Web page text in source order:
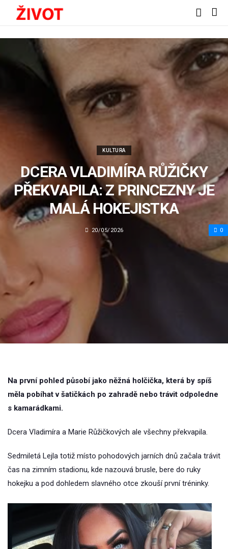
KULTURA
DCERA VLADIMÍRA RŮŽIČKY
PŘEKVAPILA: Z PRINCEZNY JE
MALÁ HOKEJISTKA
20/05/2026 0
Na první pohled působí jako něžná holčička, která by spíš
měla pobíhat v šatičkách po zahradě nebo trávit odpoledne
s kamarádkami.
Dcera Vladimíra a Marie Růžičkových ale všechny překvapila.
Sedmiletá Lejla totiž místo pohodových jarních dnů začala trávit
čas na zimním stadionu, kde nazouvá brusle, bere do ruky
hokejku a pod dohledem slavného otce zkouší první tréninky.